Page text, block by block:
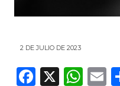
2 DE JULIO DE 2023
F
X
W E